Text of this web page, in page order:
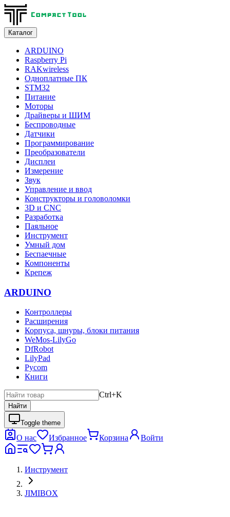
Каталог
ARDUINO
Raspberry Pi
RAKwireless
Одноплатные ПК
STM32
Питание
Моторы
Драйверы и ШИМ
Беспроводные
Датчики
Программирование
Преобразователи
Дисплеи
Измерение
Звук
Управление и ввод
Конструкторы и головоломки
3D и CNC
Разработка
Паяльное
Инструмент
Умный дом
Беспаечные
Компоненты
Крепеж
ARDUINO
Контроллеры
Расширения
Корпуса, шнуры, блоки питания
WeMos-LilyGo
DfRobot
LilyPad
Pycom
Книги
Ctrl+K
Найти
Toggle theme
О нас Избранное Корзина Войти
Инструмент
JIMIBOX